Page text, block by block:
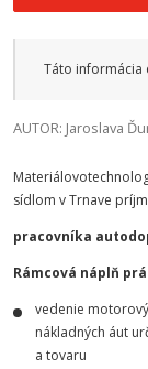
Táto informácia
AUTOR: Jaroslava
sídlom v Trnave
pracovníka
Rámcová náplň
vedenie
nákladných áut
a tovaru